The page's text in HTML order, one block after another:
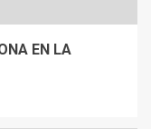
EN LA